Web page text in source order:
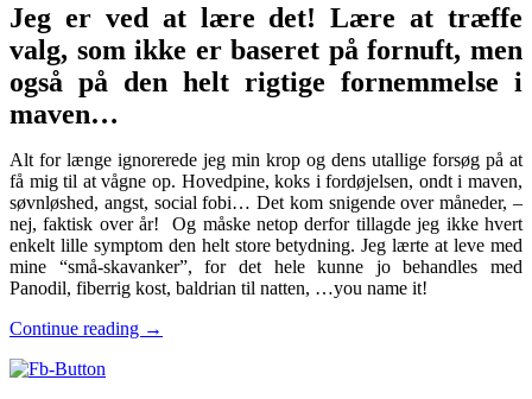
Jeg er ved at lære det! Lære at træffe
valg, som ikke er baseret på fornuft, men
også på den helt rigtige fornemmelse i
maven…
Alt for længe ignorerede jeg min krop og dens utallige forsøg på at
få mig til at vågne op. Hovedpine, koks i fordøjelsen, ondt i maven,
søvnløshed, angst, social fobi… Det kom snigende over måneder, –
nej, faktisk over år!
Og måske netop derfor tillagde jeg ikke hvert
enkelt lille symptom den helt store betydning. Jeg lærte at leve med
mine “små-skavanker”, for det hele kunne jo behandles med
Panodil, fiberrig kost, baldrian til natten, …you name it!
Continue reading Make
→